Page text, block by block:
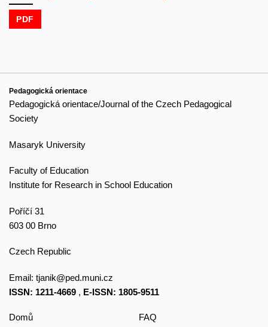
PDF
Pedagogická orientace
Pedagogická orientace/Journal of the Czech Pedagogical
Society
Masaryk University
Faculty of Education
Institute for Research in School Education
Poříčí 31
603 00 Brno
Czech Republic
Email: tjanik@ped.muni.cz
ISSN: 1211-4669 , E-ISSN: 1805-9511
Domů
FAQ